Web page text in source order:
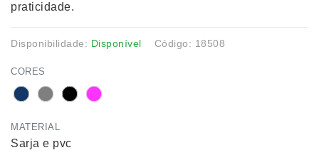
praticidade.
Disponibilidade: Disponível Código: 18508
CORES
MATERIAL
Sarja e pvc